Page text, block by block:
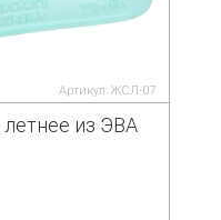
Артикул: ЖСЛ-07
из ЭВА